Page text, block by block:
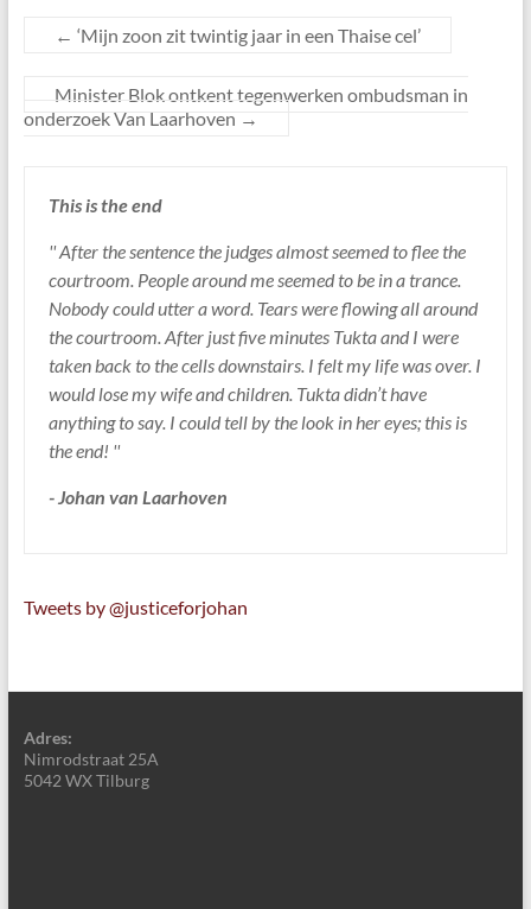
← ‘Mijn zoon zit twintig jaar in een Thaise cel’
Minister Blok ontkent tegenwerken ombudsman in
onderzoek Van Laarhoven →
This is the end
'' After the sentence the judges almost seemed to flee the
courtroom. People around me seemed to be in a trance.
Nobody could utter a word. Tears were flowing all around
the courtroom. After just five minutes Tukta and I were
taken back to the cells downstairs. I felt my life was over. I
would lose my wife and children. Tukta didn’t have
anything to say. I could tell by the look in her eyes; this is
the end! ''
- Johan van Laarhoven
Tweets by @justiceforjohan
Adres:
Nimrodstraat 25A
5042 WX Tilburg